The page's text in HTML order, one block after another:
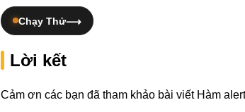
Chạy Thử
Lời kết
Cảm ơn các bạn đã tham khảo bài viết Hàm